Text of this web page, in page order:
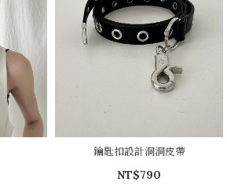
鑰匙扣設計洞洞皮帶
NT$790